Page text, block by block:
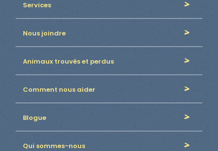
Services
Nous joindre
Animaux trouvés et perdus
Comment nous aider
Blogue
Qui sommes-nous